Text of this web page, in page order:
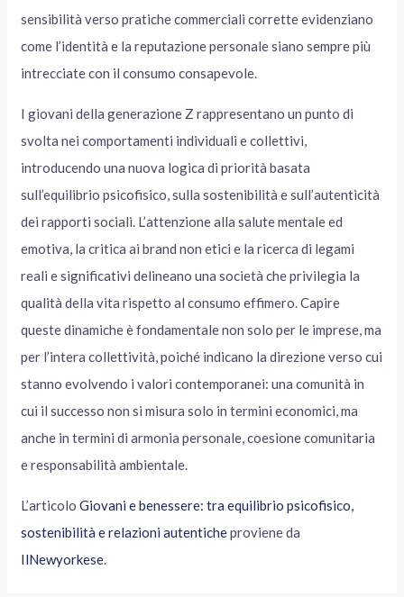
sensibilità verso pratiche commerciali corrette evidenziano
come l’identità e la reputazione personale siano sempre più
intrecciate con il consumo consapevole.
I giovani della generazione Z rappresentano un punto di
svolta nei comportamenti individuali e collettivi,
introducendo una nuova logica di priorità basata
sull’equilibrio psicofisico, sulla sostenibilità e sull’autenticità
dei rapporti sociali. L’attenzione alla salute mentale ed
emotiva, la critica ai brand non etici e la ricerca di legami
reali e significativi delineano una società che privilegia la
qualità della vita rispetto al consumo effimero. Capire
queste dinamiche è fondamentale non solo per le imprese, ma
per l’intera collettività, poiché indicano la direzione verso cui
stanno evolvendo i valori contemporanei: una comunità in
cui il successo non si misura solo in termini economici, ma
anche in termini di armonia personale, coesione comunitaria
e responsabilità ambientale.
L’articoloGiovani e benessere: tra equilibrio psicofisico,
sostenibilità e relazioni autenticheproviene da
IlNewyorkese.